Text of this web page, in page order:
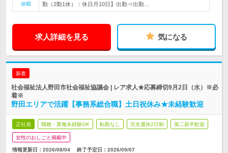
休暇
勤（2勤1休）：休日月10日】出勤⇒出勤…
求人詳細を見る 気になる
新着
社会福祉法人野田市社会福祉協議会 | レア求人★応募締切9月2日（水）※必
着※
野田エリアで活躍【事務系総合職】土日祝休み★未経験歓迎
正社員 職種・業種未経験OK 転勤なし 完全週休2日制 第二新卒歓迎
女性のおしごと掲載中
情報更新日：2026/08/04 終了予定日： 2026/09/07